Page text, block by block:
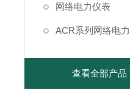
网络电力仪表
ACR系列网络电
查看全部产品